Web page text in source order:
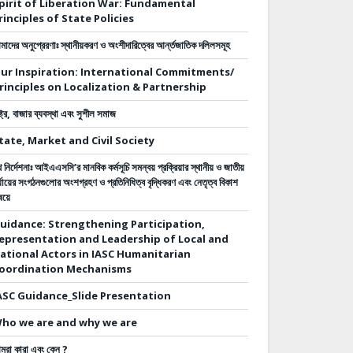
of Liberation War: Fundamental
of State Policies
অনুপ্রেরণাঃ স্থানীয়করণ ও অংশীদারিত্বের আর্ন্তজাতিক দলিলসমূহ
Inspiration: International Commitments/
on Localization & Partnership
বাজার ব্যবস্থা এবং সুশীল সমাজ
Market and Civil Society
আইএএসসি’র মানবিক কর্মসূচি সমন্বয় প্রক্রিয়ার স্থানীয় ও জাতীয়
সংগঠনগুলোর অংশগ্রহণ ও প্রতিনিধিত্ব বৃদ্ধিকরণ এবং নেতৃত্ব বিকাশ
Strengthening Participation,
and Leadership of Local and
Actors in IASC Humanitarian
Mechanisms
Guidance_Slide Presentation
we are and why we are
কারা এবং কেন ?